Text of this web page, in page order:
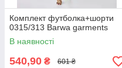
Комплект футболка+шорти
0315/313 Barwa garments
В наявності
540,90 ₴ 601 ₴